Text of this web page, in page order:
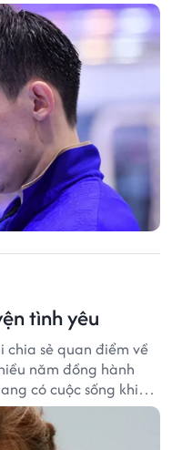
tình yêu
chia sẻ quan điểm về
năm đồng hành
có cuộc sống khiến